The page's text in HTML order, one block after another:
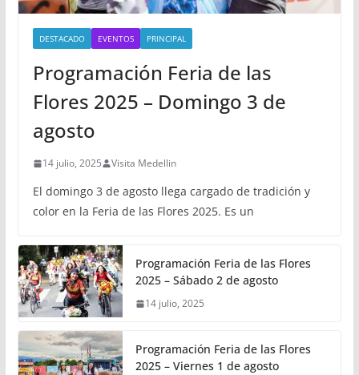
DESTACADO EVENTOS PRINCIPAL
Programación Feria de las
Flores 2025 – Domingo 3 de
agosto
14 julio, 2025 Visita Medellin
El domingo 3 de agosto llega cargado de tradición y
color en la Feria de las Flores 2025. Es un
Programación Feria de las Flores
2025 – Sábado 2 de agosto
14 julio, 2025
Programación Feria de las Flores
2025 – Viernes 1 de agosto